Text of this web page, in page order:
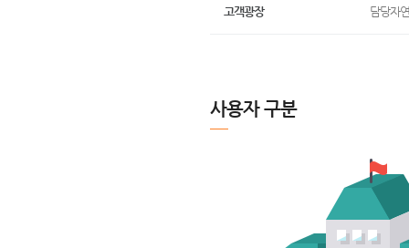
고객광장 담당자
사용자 구분